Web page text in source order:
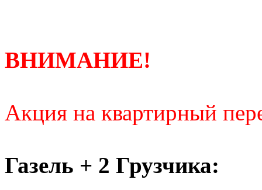
ВНИМАНИЕ!
Акция на квартирный
Газель + 2 Грузчика: